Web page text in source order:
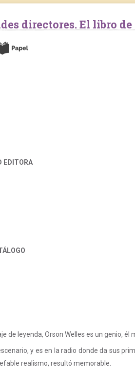
directores. El libro
EDITORA
leyenda, Orson Welles es un genio, él
y es en la radio donde da sus
realismo, resultó memorable.